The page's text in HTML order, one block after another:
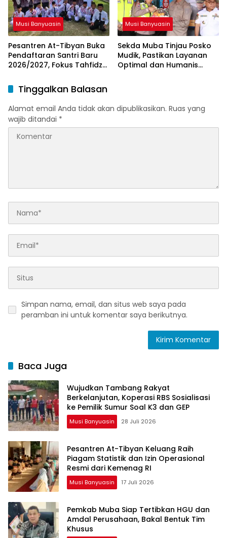
Musi Banyuasin
Pesantren At-Tibyan Buka
Pendaftaran Santri Baru
2026/2027, Fokus Tahfidz
Musi Banyuasin
Sekda Muba Tinjau Posko
Mudik, Pastikan Layanan
Optimal dan Humanis
Tinggalkan Balasan
Alamat email Anda tidak akan dipublikasikan. Ruas yang
wajib ditandai *
Simpan nama, email, dan situs web saya pada
peramban ini untuk komentar saya berikutnya.
Baca Juga
Wujudkan Tambang Rakyat
Berkelanjutan, Koperasi RBS Sosialisasi
ke Pemilik Sumur Soal K3 dan GEP
Musi Banyuasin 28 Juli 2026
Pesantren At-Tibyan Keluang Raih
Piagam Statistik dan Izin Operasional
Resmi dari Kemenag RI
Musi Banyuasin 17 Juli 2026
Pemkab Muba Siap Tertibkan HGU dan
Amdal Perusahaan, Bakal Bentuk Tim
Khusus